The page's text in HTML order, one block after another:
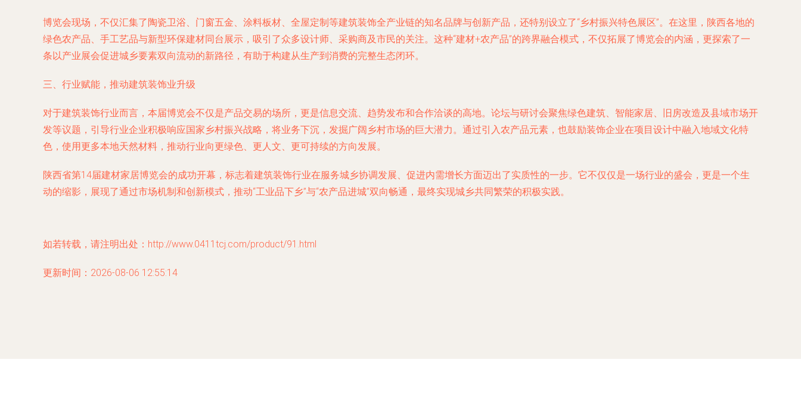
博览会现场，不仅汇集了陶瓷卫浴、门窗五金、涂料板材、全屋定制等建筑装饰全产业链的知名品牌与创新产品，还特别设立了“乡村振兴特色展区”。在这里，陕西各地的
绿色农产品、手工艺品与新型环保建材同台展示，吸引了众多设计师、采购商及市民的关注。这种“建材+农产品”的跨界融合模式，不仅拓展了博览会的内涵，更探索了一
条以产业展会促进城乡要素双向流动的新路径，有助于构建从生产到消费的完整生态闭环。
三、行业赋能，推动建筑装饰业升级
对于建筑装饰行业而言，本届博览会不仅是产品交易的场所，更是信息交流、趋势发布和合作洽谈的高地。论坛与研讨会聚焦绿色建筑、智能家居、旧房改造及县域市场开
发等议题，引导行业企业积极响应国家乡村振兴战略，将业务下沉，发掘广阔乡村市场的巨大潜力。通过引入农产品元素，也鼓励装饰企业在项目设计中融入地域文化特
色，使用更多本地天然材料，推动行业向更绿色、更人文、更可持续的方向发展。
陕西省第14届建材家居博览会的成功开幕，标志着建筑装饰行业在服务城乡协调发展、促进内需增长方面迈出了实质性的一步。它不仅仅是一场行业的盛会，更是一个生
动的缩影，展现了通过市场机制和创新模式，推动“工业品下乡”与“农产品进城”双向畅通，最终实现城乡共同繁荣的积极实践。
如若转载，请注明出处：http://www.0411tcj.com/product/91.html
更新时间：2026-08-06 12:55:14